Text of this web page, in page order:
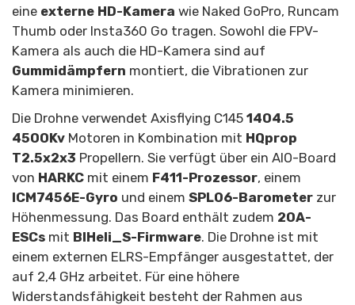
eine externe HD-Kamera wie Naked GoPro, Runcam
Thumb oder Insta360 Go tragen. Sowohl die FPV-
Kamera als auch die HD-Kamera sind auf
Gummidämpfern montiert, die Vibrationen zur
Kamera minimieren.
Die Drohne verwendet Axisflying C145 1404.5
4500Kv Motoren in Kombination mit HQprop
T2.5x2x3 Propellern. Sie verfügt über ein AIO-Board
von HARKC mit einem F411-Prozessor, einem
ICM7456E-Gyro und einem SPL06-Barometer zur
Höhenmessung. Das Board enthält zudem 20A-
ESCs mit BlHeli_S-Firmware. Die Drohne ist mit
einem externen ELRS-Empfänger ausgestattet, der
auf 2,4 GHz arbeitet. Für eine höhere
Widerstandsfähigkeit besteht der Rahmen aus